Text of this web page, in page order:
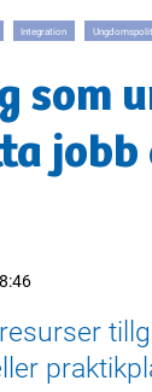
Integration
som